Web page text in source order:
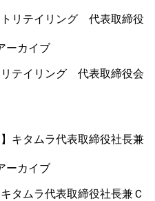
ーカイブ
リテイリング 代表取締役会
ーカイブ
タムラ代表取締役社長兼Ｃ